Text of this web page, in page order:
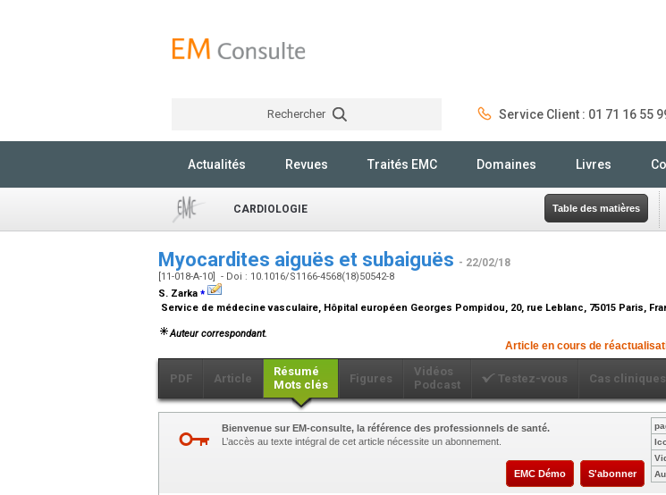
Rechercher Service Client : 01 71 16 55
Actualités Revues Traités EMC Domaines Livres
CARDIOLOGIE Table des matières
Myocardites aiguës et subaiguës - 22/02/18
[11-018-A-10] - Doi : 10.1016/S1166-4568(18)50542-8
S. Zarka ⁎
Service de médecine vasculaire, Hôpital européen Georges Pompidou, 20, rue Leblanc, 75015 Paris,
Auteur correspondant.
Article en cours de
PDF Article
Résumé
Mots clés
Figures
Vidéos
Podcast
Testez-vous Cas cliniques
Bienvenue sur EM-consulte, la référence des professionnels de santé.
L’accès au texte intégral de cet article nécessite un abonnement.
EMC Démo S'abonner